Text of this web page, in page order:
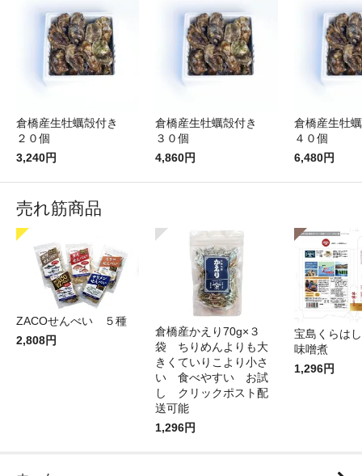
倉橋産生牡蠣殻付き
２０個
3,240円
倉橋産生牡蠣殻付き
３０個
4,860円
倉橋産生牡
４０個
6,480円
売れ筋商品
ZACOせんべい ５種
2,808円
倉橋産かえり70g×３
袋 ちりめんよりも大
きくていりこより小さ
い 食べやすい お試
し クリックポスト配
送可能
1,296円
宝島くらは
味噌煮
1,296円